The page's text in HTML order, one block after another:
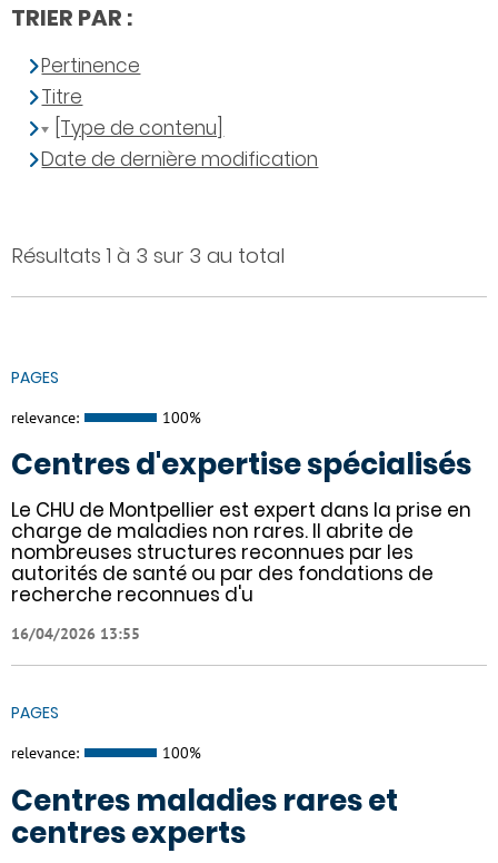
Résultats 1 à 3 sur 3 au total
PAGES
relevance: 100%
Centres d'expertise spécialisés
Le CHU de Montpellier est expert dans la prise en
charge de maladies non rares. Il abrite de
nombreuses structures reconnues par les
autorités de santé ou par des fondations de
recherche reconnues d'u
16/04/2026 13:55
PAGES
relevance: 100%
Centres maladies rares et
centres experts
TRIER PAR :
Pertinence
Titre
[Type de contenu]
Date de dernière modification